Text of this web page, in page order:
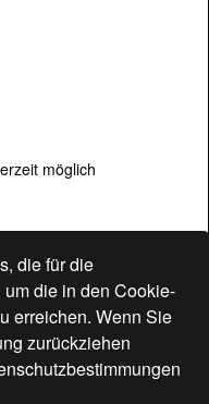
die für die
die in den Cookie-
erreichen. Wenn Sie
zurückziehen
möglich